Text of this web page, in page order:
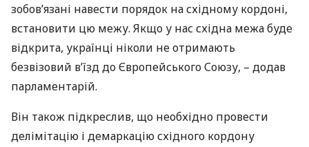
зобов’язані навести порядок на східному кордоні,
встановити цю межу. Якщо у нас східна межа буде
відкрита, українці ніколи не отримають
безвізовий в’їзд до Європейського Союзу, – додав
парламентарій.
Він також підкреслив, що необхідно провести
делімітацію і демаркацію східного кордону